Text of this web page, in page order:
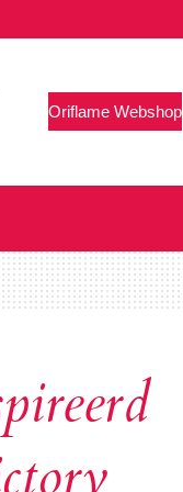
Oriflame Webshop